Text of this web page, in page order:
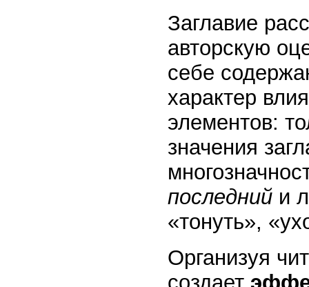
Заглавие
авторскую
себе
характер
элементов:
значения
последний и
«тонуть»,
Организуя